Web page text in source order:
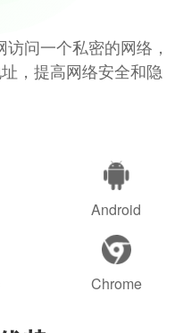
问一个私密的网络，
，提高网络安全和隐
Android
Chrome